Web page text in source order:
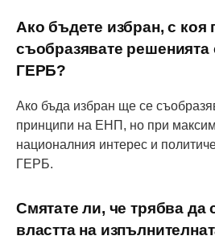
Ако бъдете избран, с коя
съобразявате
ГЕРБ?
Ако бъда избран ще се
принципи на ЕНП, но при
националния интерес и
ГЕРБ.
Смятате ли, че трябва да
властта на